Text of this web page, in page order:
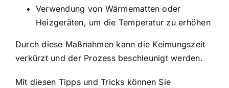
Verwendung von Wärmematten oder
Heizgeräten, um die Temperatur zu erhöhen
Durch diese Maßnahmen kann die Keimungszeit
verkürzt und der Prozess beschleunigt werden.
Mit diesen Tipps und Tricks können Sie